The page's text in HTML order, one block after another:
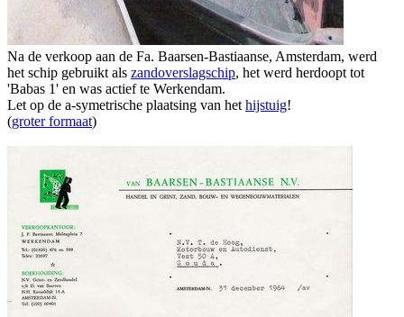
Na de verkoop aan de Fa. Baarsen-Bastiaanse, Amsterdam, werd
het schip gebruikt als zandoverslagschip, het werd herdoopt tot
'Babas 1' en was actief te Werkendam.
Let op de a-symetrische plaatsing van het hijstuig!
(groter formaat)